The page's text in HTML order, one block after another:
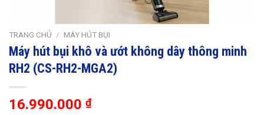
TRANG CHỦ / MÁY HÚT BỤI
Máy hút bụi khô và ướt không dây thông minh
RH2 (CS-RH2-MGA2)
16.990.000 ₫